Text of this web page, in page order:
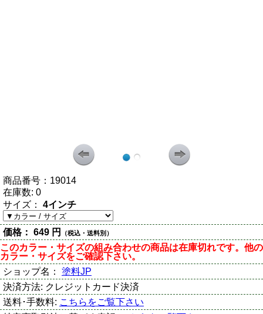
商品番号： 19014
在庫数: 0
サイズ： 4インチ
価格： 649 円 （税込・送料別）
このカラー・サイズの組み合わせの商品は在庫切れです。他の
カラー・サイズをご確認下さい。
ショップ名： 塗料JP
決済方法: クレジットカード決済
送料･手数料: こちらをご覧下さい